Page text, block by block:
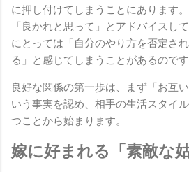
に押し付けてしまうことにあります
「良かれと思って」とアドバイスし
にとっては「自分のやり方を否定さ
る」と感じてしまうことがあるのです
良好な関係の第一歩は、まず「お互
いう事実を認め、相手の生活スタイ
つことから始まります。
嫁に好まれる「素敵な